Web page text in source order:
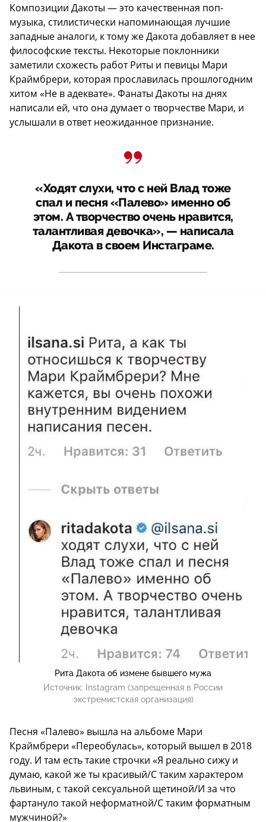
Композиции Дакоты — это качественная поп-
музыка, стилистически напоминающая лучшие
западные аналоги, к тому же Дакота добавляет в нее
философские тексты. Некоторые поклонники
заметили схожесть работ Риты и певицы Мари
Краймбрери, которая прославилась прошлогодним
хитом «Не в адеквате». Фанаты Дакоты на днях
написали ей, что она думает о творчестве Мари, и
услышали в ответ неожиданное признание.
«Ходят слухи, что с ней Влад тоже
спал и песня «Палево» именно об
этом. А творчество очень нравится,
талантливая девочка», — написала
Дакота в своем Инстаграме.
Рита Дакота об измене бывшего мужа
Источник:
Instagram (запрещенная в России
экстремистская организация)
Песня «Палево» вышла на альбоме Мари
Краймбрери «Переобулась», который вышел в 2018
году. И там есть такие строчки «Я реально сижу и
думаю, какой же ты красивый/С таким характером
львиным, с такой сексуальной щетиной/И за что
фартануло такой неформатной/С таким форматным
мужчиной?»